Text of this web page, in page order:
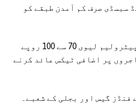
سبسڈی صرف کم آمدن طبقے کو
پیٹرولیم مصنوعات اور گیس پر پیٹرولیم لیوی 70 سے 100 روپے
پر اضافی ٹیکس عائد کرنے
گیس اور بجلی کے شعبے۔